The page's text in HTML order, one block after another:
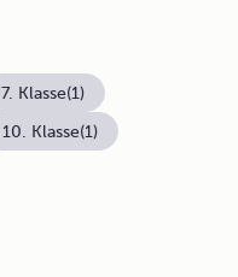
7. Klasse(1)
10. Klasse(1)